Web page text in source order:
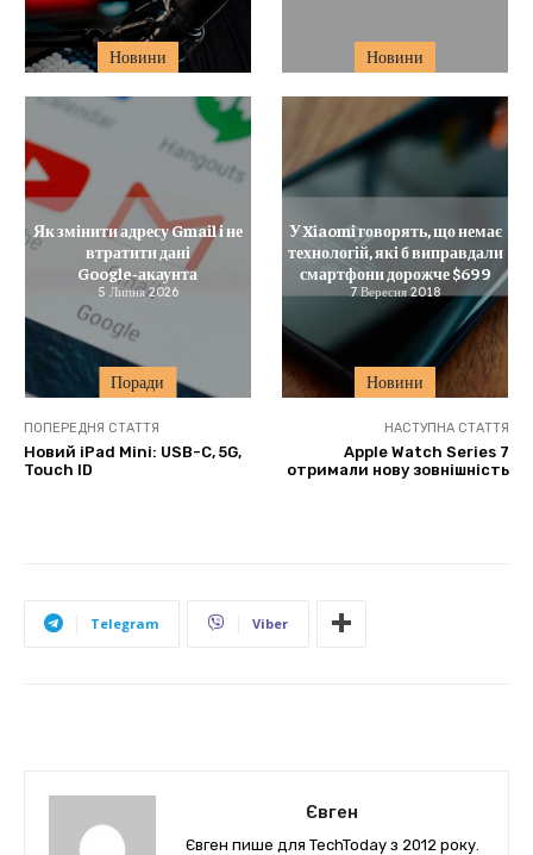
Новини Новини
Поради
Як змінити адресу Gmail і не
втратити дані
Google‑акаунта
5 Липня 2026
Новини
У Xiaomi говорять, що немає
технологій, які б виправдали
смартфони дорожче $699
7 Вересня 2018
ПОПЕРЕДНЯ СТАТТЯ
Новий iPad Mini: USB-C, 5G,
Touch ID
НАСТУПНА СТАТТЯ
Apple Watch Series 7
отримали нову зовнішність
Telegram Viber
Євген
Євген пише для TechToday з 2012 року.